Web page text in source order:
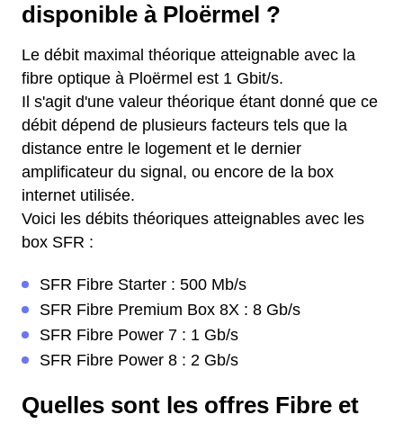
disponible à Ploërmel ?
Le débit maximal théorique atteignable avec la
fibre optique à Ploërmel est 1 Gbit/s.
Il s'agit d'une valeur théorique étant donné que ce
débit dépend de plusieurs facteurs tels que la
distance entre le logement et le dernier
amplificateur du signal, ou encore de la box
internet utilisée.
Voici les débits théoriques atteignables avec les
box SFR :
SFR Fibre Starter : 500 Mb/s
SFR Fibre Premium Box 8X : 8 Gb/s
SFR Fibre Power 7 : 1 Gb/s
SFR Fibre Power 8 : 2 Gb/s
Quelles sont les offres Fibre et